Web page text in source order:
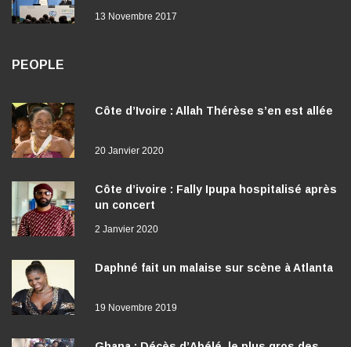
13 Novembre 2017
PEOPLE
Côte d’Ivoire : Allah Thérèse s’en est allée
20 Janvier 2020
Côte d’ivoire : Fally Ipupa hospitalisé après
un concert
2 Janvier 2020
Daphné fait un malaise sur scène à Atlanta
19 Novembre 2019